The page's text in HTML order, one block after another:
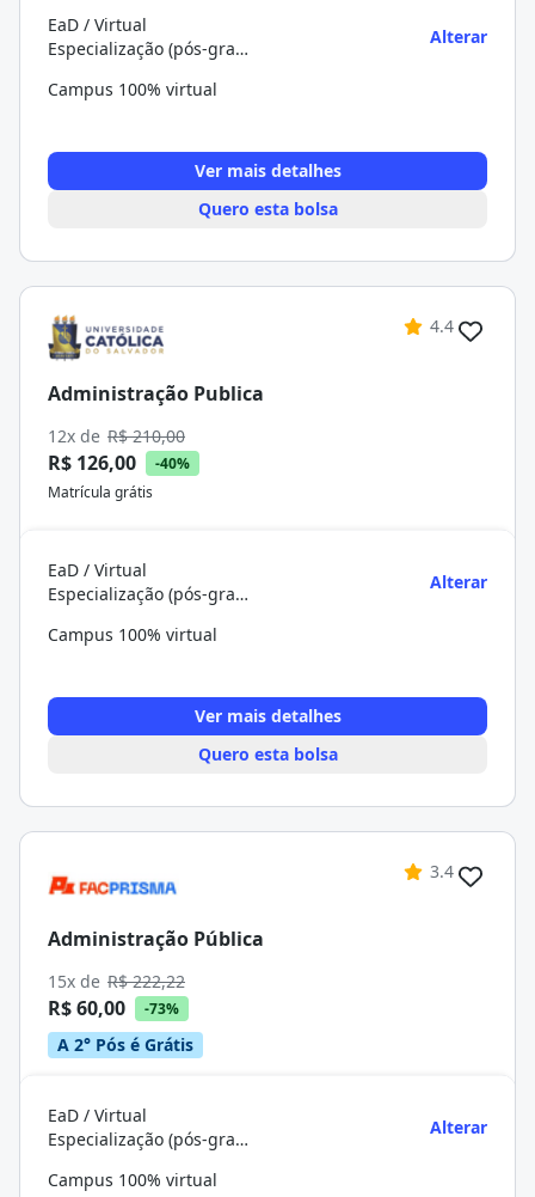
EaD / Virtual
Especialização (pós-graduação)
Alterar
Campus 100% virtual
Ver mais detalhes
Quero esta bolsa
4.4
Administração Publica
12x de R$ 210,00
R$ 126,00
-40%
Matrícula grátis
EaD / Virtual
Especialização (pós-graduação)
Alterar
Campus 100% virtual
Ver mais detalhes
Quero esta bolsa
3.4
Administração Pública
15x de R$ 222,22
R$ 60,00 -73%
A 2° Pós é Grátis
EaD / Virtual
Especialização (pós-graduação)
Alterar
Campus 100% virtual